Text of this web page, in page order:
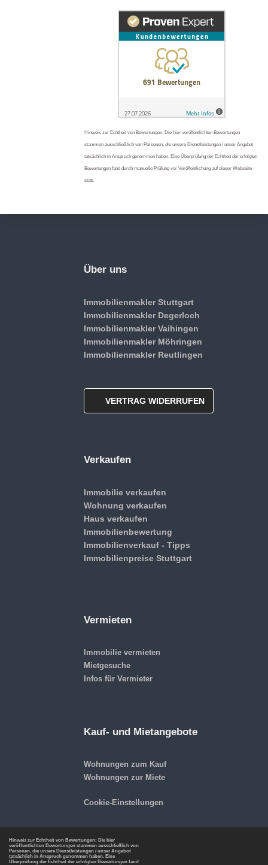
Hinweis zur Echtheit von Bewertungen: Die hier veröffentlichten Bewertungen
stammen ausschließlich von Personen, die unsere Dienstleistungen / unser Angebot
tatsächlich in Anspruch genommen haben. Eine Überprüfung der Echtheit der erfolgten
Bewertungen fand durch manuelle Prüfung vor Veröffentlichung auf dieser Webseite
statt.
Über uns
Immobilienmakler Stuttgart
Immobilienmakler Degerloch
Immobilienmakler Vaihingen
Immobilienmakler Möhringen
Immobilienmakler Reutlingen
VERTRAG WIDERRUFEN
Verkaufen
Immobilie verkaufen
Wohnung verkaufen
Haus verkaufen
Immobilienbewertung
Immobilienverkauf - Tipps
Immobilienpreise Stuttgart
Vermieten
Immobilie vermieten
Mietgesuche
Infos für Vermieter
Kauf- und Mietangebote
Wohnungen zum Kauf
Wohnungen zur Miete
Cookie-Einstellungen
Hinweis zur Echtheit von Bewertungen: Die hier
veröffentlichten Bewertungen stammen ausschließlich von
Personen, die unsere Dienstleistungen / unser Angebot
tatsächlich in Anspruch genommen haben. Eine
Überprüfung der Echtheit der erfolgten Bewertungen fand